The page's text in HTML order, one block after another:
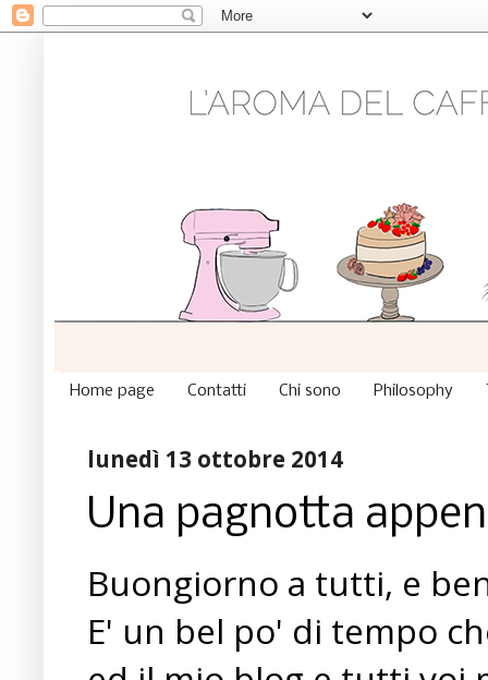
Home page Contatti Chi sono Philosophy
lunedì 13 ottobre 2014
Una pagnotta
Buongiorno a tutti, e
E' un bel po' di tempo